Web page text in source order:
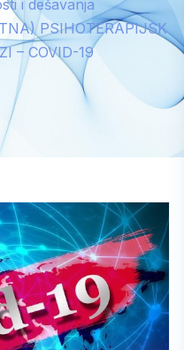
i dešavanja
PSIHOTERAPIJSK
– COVID-19